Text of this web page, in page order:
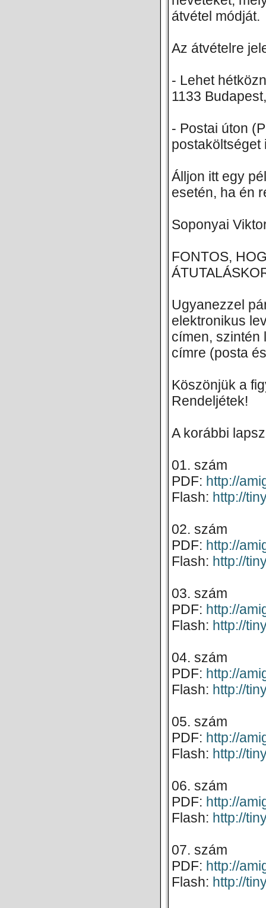
átvétel módját.
Az átvételre
- Lehet
1133
- Postai úton
postaköltséget
Álljon itt egy
esetén, ha én
Soponyai
FONTOS,
Ugyanezzel
elektronikus
címen, szintén
címre (posta
Köszönjük a
Rendeljétek!
A korábbi
01. szám
PDF: http://
Flash: http://
02. szám
PDF: http://
Flash: http://
03. szám
PDF: http://
Flash: http://
04. szám
PDF: http://
Flash: http://
05. szám
PDF: http://
Flash: http://
06. szám
PDF: http://
Flash: http://
07. szám
PDF: http://
Flash: http://